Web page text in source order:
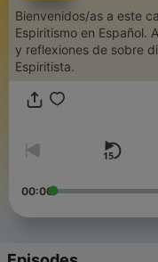
Bienvenidos/as a este
Espiritismo en Español.
y reflexiones de sobre
Espiritista.
00:00